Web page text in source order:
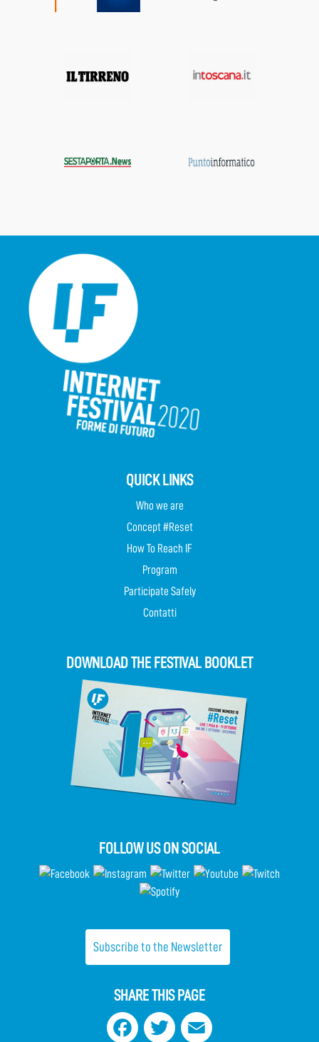
QUICK LINKS
Who we are
Concept #Reset
How To Reach IF
Program
Participate Safely
Contatti
DOWNLOAD THE FESTIVAL BOOKLET
FOLLOW US ON SOCIAL
Subscribe to the Newsletter
SHARE THIS PAGE
Facebook Twitter